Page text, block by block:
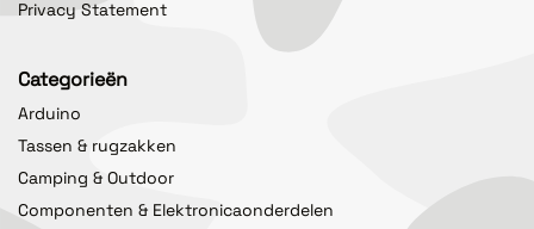
Privacy Statement
Categorieën
Arduino
Tassen & rugzakken
Camping & Outdoor
Componenten & Elektronicaonderdelen